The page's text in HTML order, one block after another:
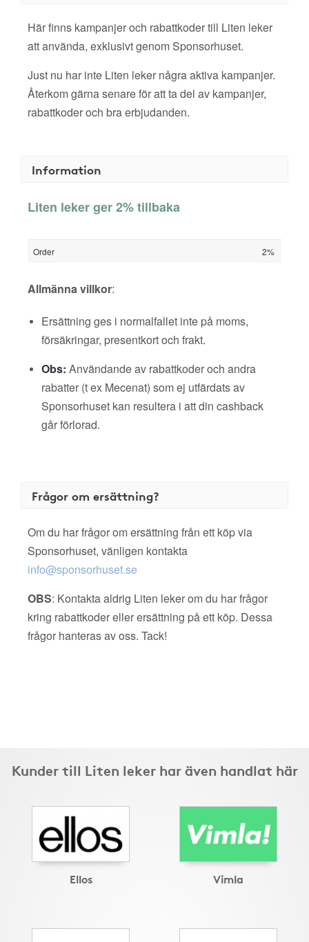
Här finns kampanjer och rabattkoder till Liten leker
att använda, exklusivt genom Sponsorhuset.
Just nu har inte Liten leker några aktiva kampanjer.
Återkom gärna senare för att ta del av kampanjer,
rabattkoder och bra erbjudanden.
Information
Liten leker ger 2% tillbaka
Order 2%
Allmänna villkor:
Ersättning ges i normalfallet inte på moms,
försäkringar, presentkort och frakt.
Obs: Användande av rabattkoder och andra
rabatter (t ex Mecenat) som ej utfärdats av
Sponsorhuset kan resultera i att din cashback
går förlorad.
Frågor om ersättning?
Om du har frågor om ersättning från ett köp via
Sponsorhuset, vänligen kontakta
info@sponsorhuset.se
OBS: Kontakta aldrig Liten leker om du har frågor
kring rabattkoder eller ersättning på ett köp. Dessa
frågor hanteras av oss. Tack!
Kunder till Liten leker har även handlat här
Ellos Vimla